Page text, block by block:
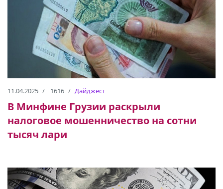
11.04.2025 1616 Дайджест
В Минфине Грузии раскрыли
налоговое мошенничество на сотни
тысяч лари